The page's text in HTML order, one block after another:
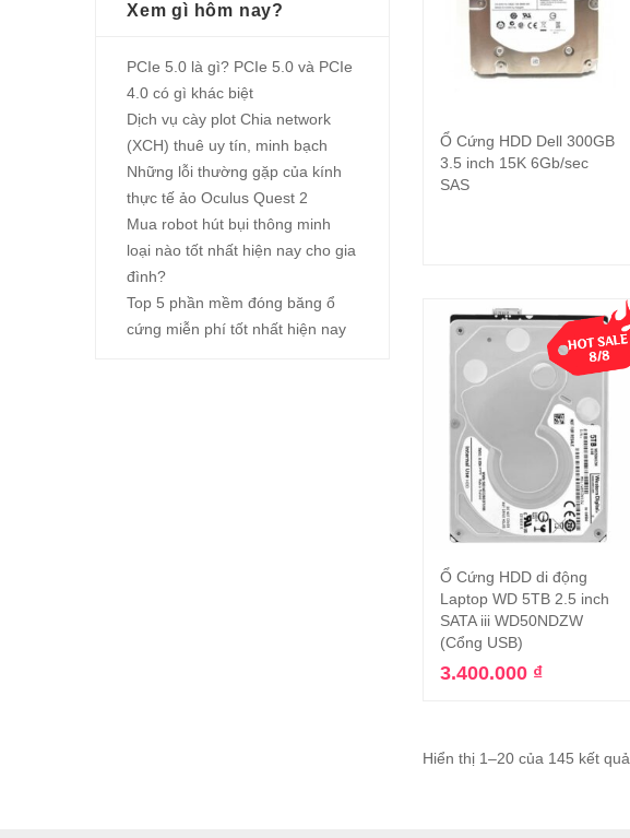
Đọc tiếp
Ổ Cứng HDD Dell 300GB
3.5 inch 15K 6Gb/sec
SAS
Thêm vào giỏ hàng
Ổ Cứng HDD di động
Laptop WD 5TB 2.5 inch
SATA iii WD50NDZW
(Cổng USB)
3.400.000 ₫
Hiển thị 1–20 của 145 kết quả
Xem gì hôm nay?
PCIe 5.0 là gì? PCIe 5.0 và PCIe
4.0 có gì khác biệt
Dịch vụ cày plot Chia network
(XCH) thuê uy tín, minh bạch
Những lỗi thường gặp của kính
thực tế ảo Oculus Quest 2
Mua robot hút bụi thông minh
loại nào tốt nhất hiện nay cho gia
đình?
Top 5 phần mềm đóng băng ổ
cứng miễn phí tốt nhất hiện nay